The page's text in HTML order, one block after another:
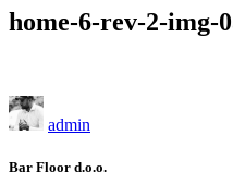
home-6-rev-2-img-
admin
Bar Floor d.o.o.